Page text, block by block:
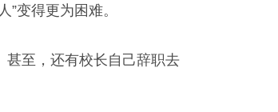
变得更为困难。
至，还有校长自己辞职去